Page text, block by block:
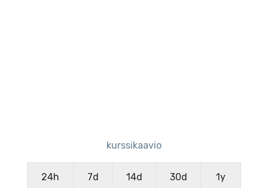
kurssikaavio
24h 7d 14d 30d 1y